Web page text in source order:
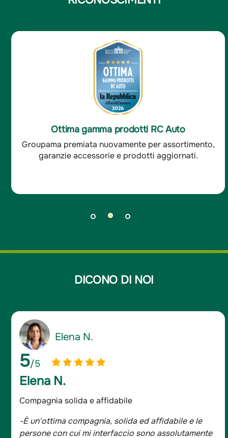
Ottima soddisfazione clienti RC Auto
Groupama è stata premiata per l'ottima
soddisfazione dei clienti RC auto.
DICONO DI NOI
Giancarlo D.
/5
Giancarlo D.
Assicurato da oltre 20 anni
-Sono assicurato da oltre 20 anni e mi sono
trovato bene, tutta la famiglia è con Groupama.